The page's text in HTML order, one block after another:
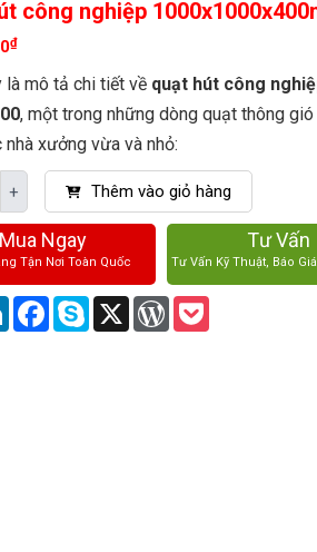
công nghiệp
₫
là mô tả chi tiết về quạt hút công
, một trong những dòng quạt thông
nhà xưởng vừa và nhỏ:
+ Thêm vào giỏ hàng
Mua Ngay
Tận Nơi Toàn Quốc
Tư Vấn
Tư Vấn Kỹ Thuật, Báo
LinkedInFacebook
SkypeX WordPress
Pocket